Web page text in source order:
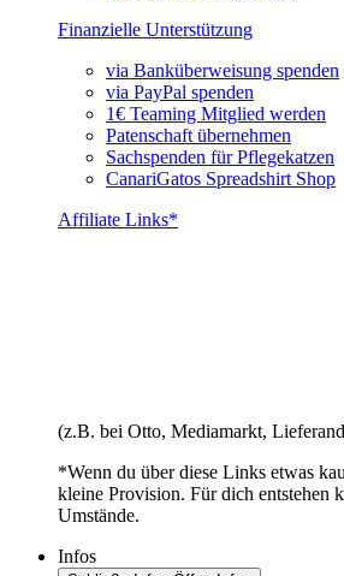
Finanzielle Unterstützung
via Banküberweisung spenden
via PayPal spenden
1€ Teaming Mitglied werden
Patenschaft übernehmen
Sachspenden für Pflegekatzen
CanariGatos Spreadshirt Shop
Affiliate Links*
(z.B. bei Otto, Mediamarkt,
*Wenn du über diese Links etwas
kleine Provision. Für dich entstehen
Umstände.
Infos